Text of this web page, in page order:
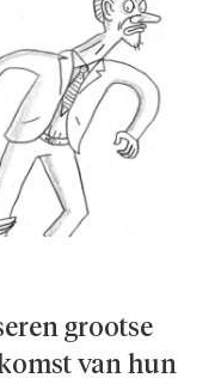
grootse
van hun